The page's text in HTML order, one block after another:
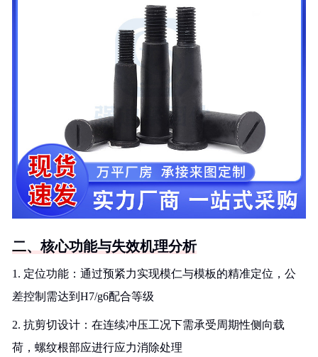
二、核心功能与失效机理分析
1. 定位功能：通过预紧力实现模仁与模板的精准定位，公
差控制需达到H7/g6配合等级
2. 抗剪切设计：在连续冲压工况下需承受周期性侧向载
荷，螺纹根部应进行应力消除处理